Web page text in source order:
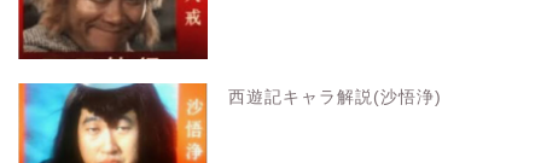
西遊記キャラ解説(沙悟浄)